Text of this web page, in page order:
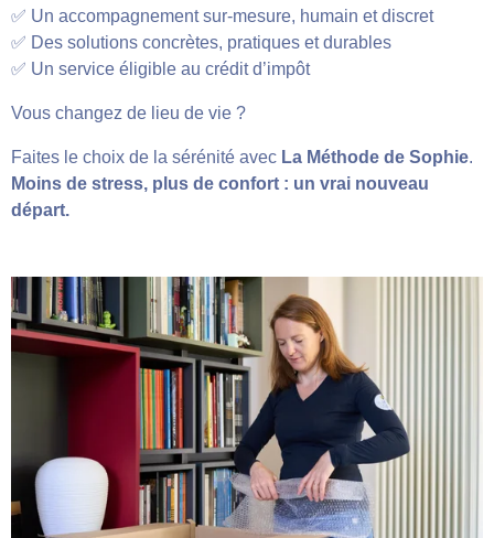
✅ Un accompagnement sur-mesure, humain et discret
✅ Des solutions concrètes, pratiques et durables
✅ Un service éligible au crédit d’impôt
Vous changez de lieu de vie ?
Faites le choix de la sérénité avec La Méthode de Sophie.
Moins de stress, plus de confort : un vrai nouveau
départ.